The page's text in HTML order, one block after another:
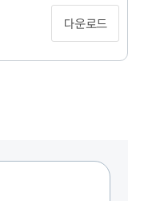
다운로드